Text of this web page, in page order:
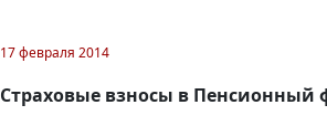
17 февраля 2014
Страховые взносы в Пенсионный